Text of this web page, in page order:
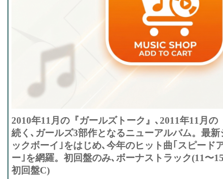
2010年11月の『ガールズトーク』､2011年11月
続く､ガールズ3部作となるニューアルバム。最
ックボーイ｣をはじめ､今年のヒット曲｢スピード
ー｣を網羅。初回盤のみ､ボーナストラック(11〜
初回盤C)